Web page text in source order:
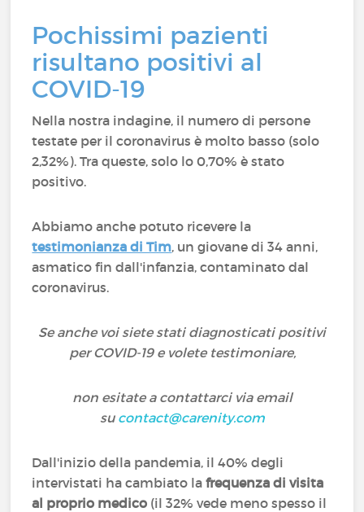
Pochissimi pazienti
risultano positivi al
COVID-19
Nella nostra indagine, il numero di persone
testate per il coronavirus è molto basso (solo
2,32%). Tra queste, solo lo 0,70% è stato
positivo.
Abbiamo anche potuto ricevere la
testimonianza di Tim, un giovane di 34 anni,
asmatico fin dall'infanzia, contaminato dal
coronavirus.
Se anche voi siete stati diagnosticati positivi
per COVID-19 e volete testimoniare,
non esitate a contattarci via email
su contact@carenity.com
Dall'inizio della pandemia, il 40% degli
intervistati ha cambiato lafrequenza di visita
al proprio medico (il 32% vede meno spesso il